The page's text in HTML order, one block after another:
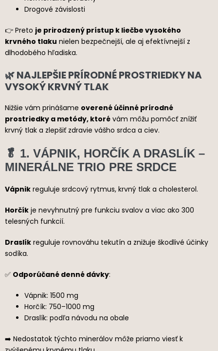
Drogové závislosti
👉 Preto je prirodzený prístup k liečbe vysokého
krvného tlaku nielen bezpečnejší, ale aj efektívnejší z
dlhodobého hľadiska.
🌿 NAJLEPŠIE PRÍRODNÉ PROSTRIEDKY NA
VYSOKÝ KRVNÝ TLAK
Nižšie vám prinášame overené účinné prírodné
prostriedky a metódy, ktoré vám môžu pomôcť znížiť
krvný tlak a zlepšiť zdravie vášho srdca a ciev.
🥬 1. VÁPNIK, HORČÍK A DRASLÍK –
MINERÁLNE TRIO PRE SRDCE
Vápnik reguluje srdcový rytmus, krvný tlak a cholesterol.
Horčík je nevyhnutný pre funkciu svalov a viac ako 300
telesných funkcií.
Draslík reguluje rovnováhu tekutín a znižuje škodlivé účinky
sodíka.
✅ Odporúčané denné dávky:
Vápnik: 1500 mg
Horčík: 750–1000 mg
Draslík: podľa návodu na obale
➡️ Nedostatok týchto minerálov môže priamo viesť k